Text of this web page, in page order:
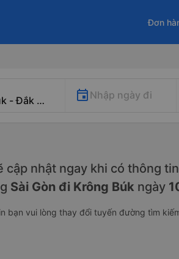
Đơn
Nhập ngày đi
cập nhật ngay khi có thông
Sài Gòn đi Krông Búk ngày
bạn vui lòng thay đổi tuyến đường tìm